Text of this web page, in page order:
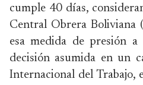
cumple 40 días,
Central Obrera Boliviana
esa medida de presión
decisión asumida en un
Internacional del Trabajo,